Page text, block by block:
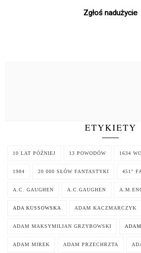
Zgłoś nadużycie
ETYKIETY
10 LAT PÓŹNIEJ 13 POWODÓW 1634
1984 20 000 SŁÓW FANTASTYKI 451°
A.C. GAUGHEN A.C.GAUGHEN
ADA KUSSOWSKA ADAM KACZMARCZYK
ADAM MAKSYMILIAN GRZYBOWSKI
ADAM MIREK ADAM PRZECHRZTA